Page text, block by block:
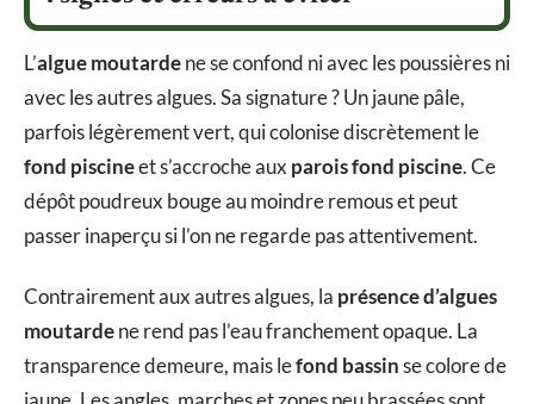
L’algue moutardene se confond ni avec les poussières ni
avec les autres algues. Sa signature ? Un jaune pâle,
parfois légèrement vert, qui colonise discrètement le
fond piscineet s’accroche aux parois fond piscine. Ce
dépôt poudreux bouge au moindre remous et peut
passer inaperçu si l’on ne regarde pas attentivement.
Contrairement aux autres algues, la présence d’algues
moutardene rend pas l’eau franchement opaque. La
transparence demeure, mais lefond bassinse colore de